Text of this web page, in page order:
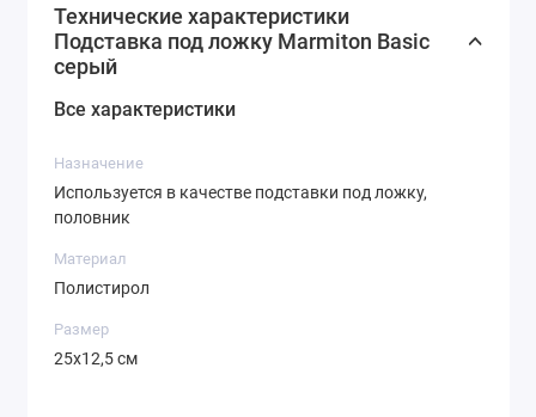
Технические характеристики
Подставка под ложку Marmiton Basic
серый
Все характеристики
Назначение
Используется в качестве подставки под ложку,
половник
Материал
Полистирол
Размер
25х12,5 см